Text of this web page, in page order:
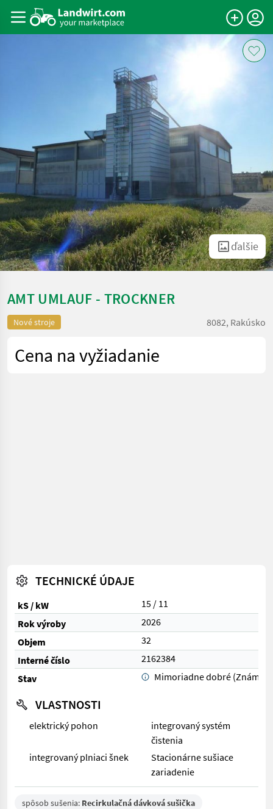
ďalšie
AMT UMLAUF - TROCKNER
Nové stroje 8082, Rakúsko
Cena na vyžiadanie
TECHNICKÉ ÚDAJE
kS / kW
15 / 11
Rok výroby
2026
Objem
32
Interné číslo
2162384
Stav
Mimoriadne dobré (Známka
VLASTNOSTI
elektrický pohon
integrovaný systém
čistenia
integrovaný plniaci šnek
Stacionárne sušiace
zariadenie
spôsob sušenia: Recirkulačná dávková sušička